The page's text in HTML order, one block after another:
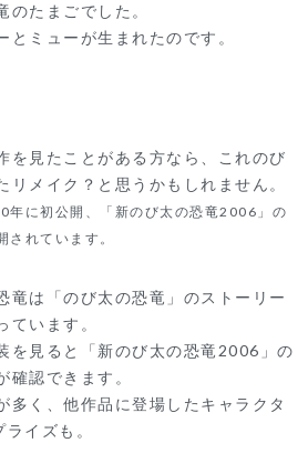
のたまごでした。
とミューが生まれたのです。
を見たことがある方なら、これのび
リメイク？と思うかもしれません。
に初公開、「新のび太の恐竜2006」の
れています。
竜は「のび太の恐竜」のストーリー
ています。
を見ると「新のび太の恐竜2006」の
確認できます。
多く、他作品に登場したキャラクタ
イズも。